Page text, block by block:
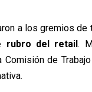
a los gremios
rubro del retail.
de